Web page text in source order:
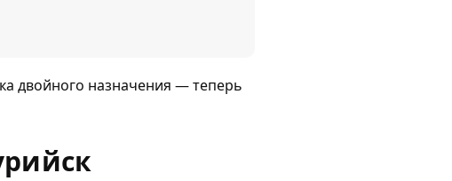
двойного назначения — теперь